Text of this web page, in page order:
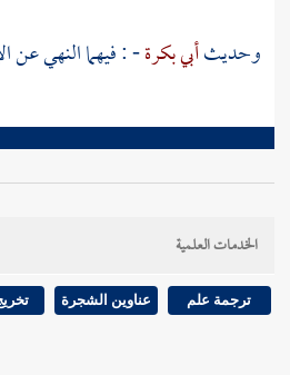
وحديثأبي بكرة- : فيهما النهي عن
الخدمات العلمية
ترجمة علم عناوين الشجرة